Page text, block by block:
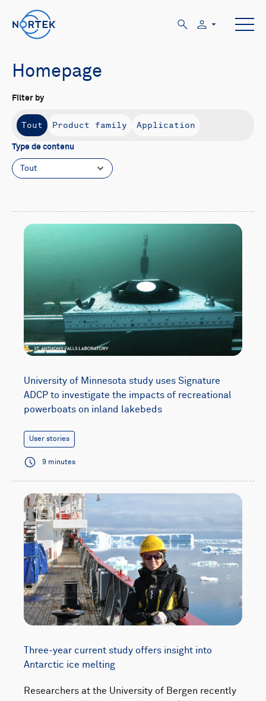
Homepage
Filter by
Tout Product family Application
Type de contenu
Tout
University of Minnesota study uses Signature
ADCP to investigate the impacts of recreational
powerboats on inland lakebeds
User stories
9 minutes
Three-year current study offers insight into
Antarctic ice melting
Researchers at the University of Bergen recently